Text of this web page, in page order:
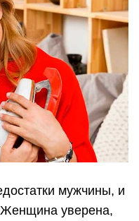
мужчины, и
уверена,